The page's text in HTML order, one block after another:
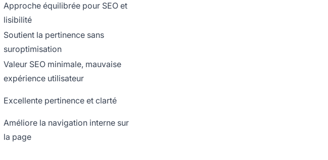
Approche équilibrée pour SEO et
lisibilité
Soutient la pertinence sans
suroptimisation
Valeur SEO minimale, mauvaise
expérience utilisateur
Excellente pertinence et clarté
Améliore la navigation interne sur
la page